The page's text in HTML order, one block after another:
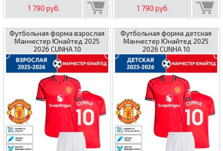
1 790 руб. 1 790 руб.
Футбольная форма взрослая
Манчестер Юнайтед 2025
2026 CUNHA 10
Футбольная форма детская
Манчестер Юнайтед 2025
2026 CUNHA 10